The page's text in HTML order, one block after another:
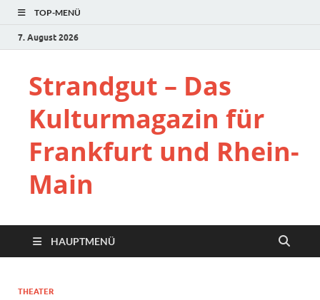
TOP-MENÜ
7. August 2026
Strandgut – Das
Kulturmagazin für
Frankfurt und Rhein-
Main
HAUPTMENÜ
THEATER